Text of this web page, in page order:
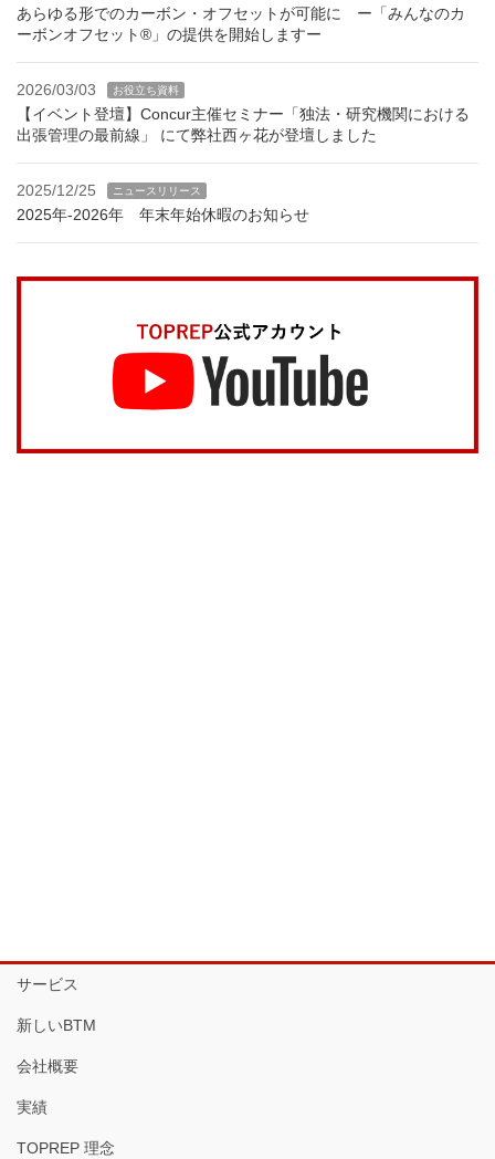
あらゆる形でのカーボン・オフセットが可能に ー「みんなのカ
ーボンオフセット®」の提供を開始しますー
2026/03/03 お役立ち資料
【イベント登壇】Concur主催セミナー「独法・研究機関における
出張管理の最前線」 にて弊社西ヶ花が登壇しました
2025/12/25 ニュースリリース
2025年-2026年 年末年始休暇のお知らせ
サービス
新しいBTM
会社概要
実績
TOPREP 理念